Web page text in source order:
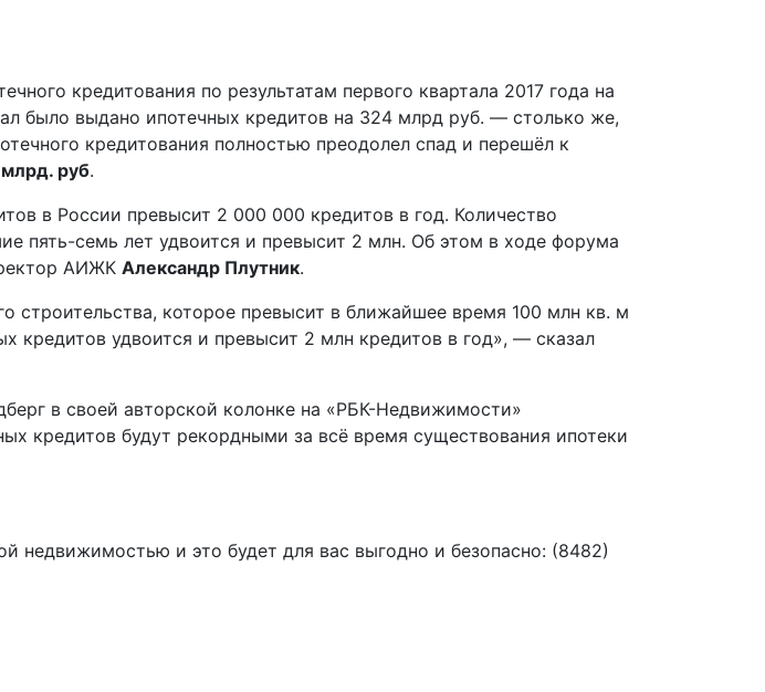
кредитования по результатам первого квартала 2017 года на
было выдано ипотечных кредитов на 324 млрд руб. — столько же,
кредитования полностью преодолел спад и перешёл к
руб.
в России превысит 2 000 000 кредитов в год. Количество
пять-семь лет удвоится и превысит 2 млн. Об этом в ходе форума
АИЖК Александр Плутник.
строительства, которое превысит в ближайшее время 100 млн кв. м
кредитов удвоится и превысит 2 млн кредитов в год», — сказал
в своей авторской колонке на «РБК-Недвижимости»
кредитов будут рекордными за всё время существования ипотеки
и это будет для вас выгодно и безопасно: (8482)